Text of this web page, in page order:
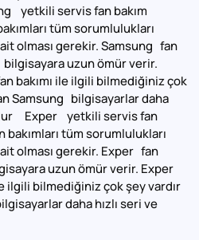
yetkili servis fan bakım
tüm sorumlulukları
olması gerekir. Samsung fan
uzun ömür verir.
bakımı ile ilgili bilmediğiniz çok
Samsung bilgisayarlar daha
Exper yetkili servis fan
tüm sorumlulukları
olması gerekir. Exper fan
uzun ömür verir. Exper
ilgili bilmediğiniz çok şey vardır
daha hızlı seri ve